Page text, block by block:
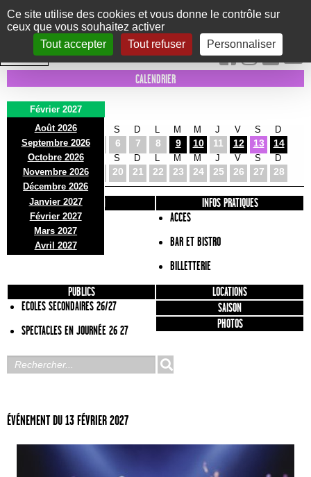
Panneau de gestion des cookies
Ce site utilise des cookies et vous donne le contrôle sur
ceux que vous souhaitez activer
Tout accepter
Tout refuser Personnaliser
Le Marni
CONCERTS DANSE/CIRQUE THÉÂTRE KIDS EXPOS EVENTS
INTRA MUROS
CALENDRIER
Février 2027
Août 2026
Septembre 2026
Octobre 2026
Novembre 2026
Décembre 2026
Janvier 2027
Février 2027
Mars 2027
Avril 2027
M
2
M
3
J
4
S
6
D
7 8
M
9
M
10
J
11
V
12
S
13
D
14
M
16
M
17
J
18
S
20
D
21 22
M
23
M
24
J
25
V
26
S
27
D
28
PRÉSENTATION
INFOS PRATIQUES
ACCES
BAR ET BISTRO
BILLETTERIE
PUBLICS
ECOLES SECONDAIRES 26/27
SPECTACLES EN JOURNÉE 26 27
LOCATIONS
SAISON
PHOTOS
ÉVÉNEMENT DU 13 FÉVRIER 2027